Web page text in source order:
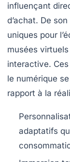
influençant
d’achat. De
uniques pour
musées
interactive.
le numérique
rapport à la
adaptatifs